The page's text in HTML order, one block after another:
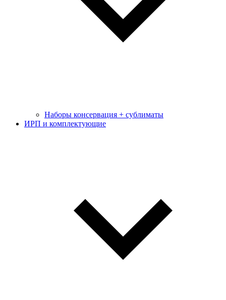
Наборы консервация + сублиматы
ИРП и комплектующие